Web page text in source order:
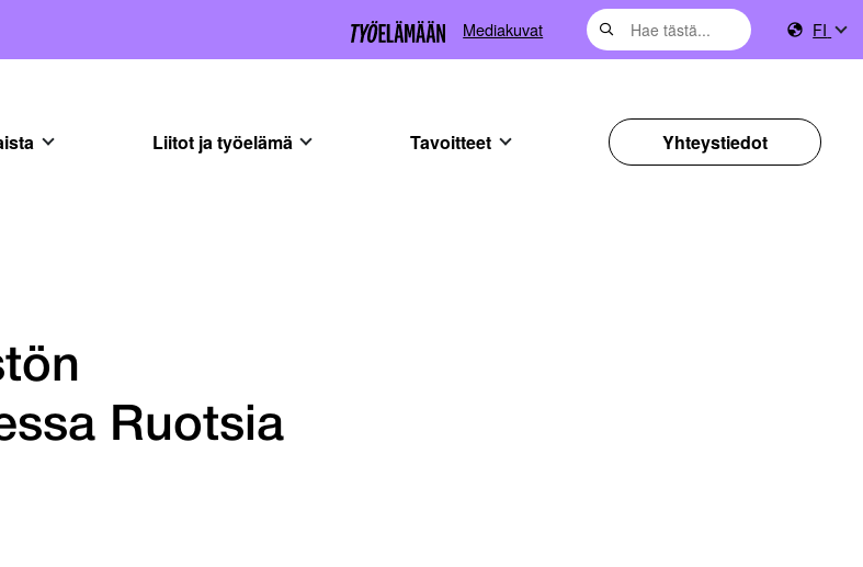
Mediakuvat FI
Liitot ja työelämä Tavoitteet Yhteystiedot
Ruotsia